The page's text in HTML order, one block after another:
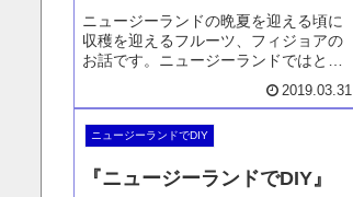
ニュージーランドの晩夏を迎える頃に
収穫を迎えるフルーツ、フィジョアの
お話です。ニュージーランドではとて
も有名なフルーツ。各家庭にもよくよ
くある木、収穫時期には一気にずずな
も美味しく、ジャムにもなります。ぜ
い。
2019.03.31
ニュージーランドでDIY
『ニュージーランドでDIY』